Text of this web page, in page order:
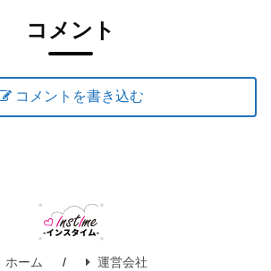
コメント
コメントを書き込む
ホーム 運営会社